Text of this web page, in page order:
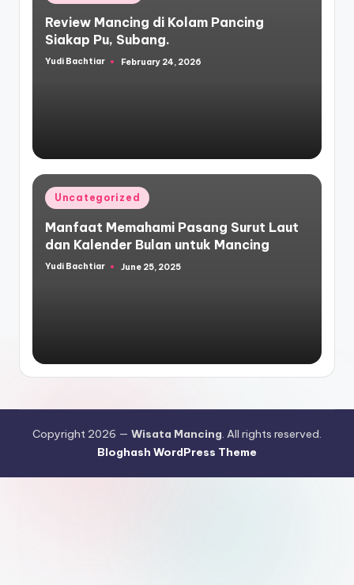
in
Review Mancing di Kolam Pancing
Siakap Pu, Subang.
Posted
Yudi Bachtiar February 24, 2026
Posted
in
Uncategorized
Manfaat Memahami Pasang Surut Laut
dan Kalender Bulan untuk Mancing
Posted
Yudi Bachtiar June 25, 2025
Copyright 2026 — Wisata Mancing. All rights reserved.
Bloghash WordPress Theme